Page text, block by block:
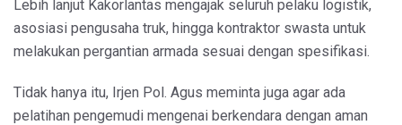
Lebih lanjut Kakorlantas mengajak seluruh pelaku logistik,
asosiasi pengusaha truk, hingga kontraktor swasta untuk
melakukan pergantian armada sesuai dengan spesifikasi.
Tidak hanya itu, Irjen Pol. Agus meminta juga agar ada
pelatihan pengemudi mengenai berkendara dengan aman